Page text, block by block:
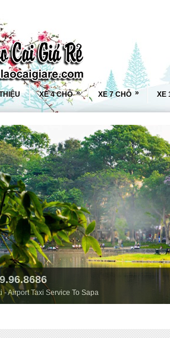
XE 4 CHỖ » XE 7 CHỖ » XE
- Airport Taxi Service To Sapa